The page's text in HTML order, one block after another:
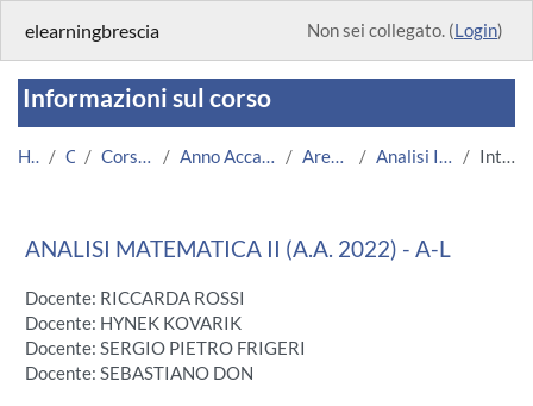
elearningbrescia Non sei collegato. (Login)
Informazioni sul corso
Home Corsi Corsi Istituzionali Anno Accademico 2022/2023 Area Ingegneria Analisi II-MEC-A-L 2022 Introduzione
ANALISI MATEMATICA II (A.A. 2022) - A-L
Docente: RICCARDA ROSSI
Docente: HYNEK KOVARIK
Docente: SERGIO PIETRO FRIGERI
Docente: SEBASTIANO DON